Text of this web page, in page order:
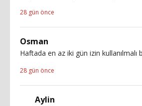
28 gün önce
Osman
Haftada en az iki gün izin kullanılmalı
28 gün önce
Aylin